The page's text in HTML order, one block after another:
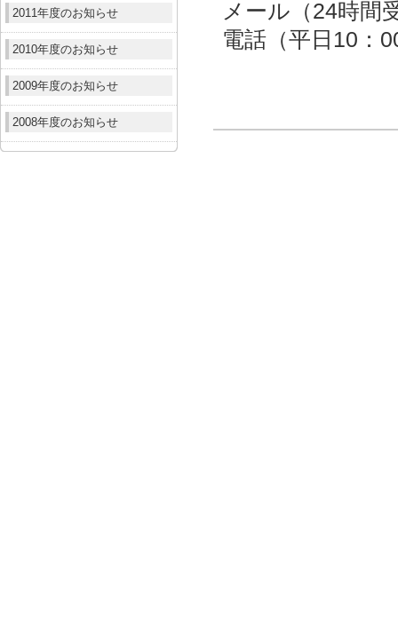
2011年度のお知らせ
2010年度のお知らせ
2009年度のお知らせ
2008年度のお知らせ
メール（24時間
電話（平日10：